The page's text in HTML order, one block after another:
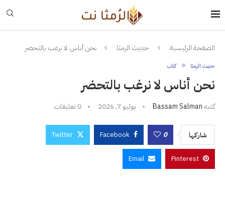
الصفحة الرئيسية حديث الرمثا نحن أناس لا نرغب بالتحضر
حديث الرمثا كتاب
نحن أناس لا نرغب بالتحضر
كتبهBassam Salman يوليو 7, 2026 0 تعليقات
شاركها 0
Facebook
Twitter
Pinterest
Email